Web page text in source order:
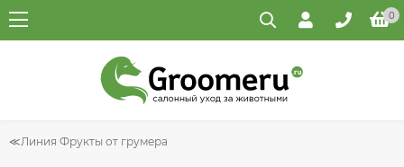
0
Линия Фрукты от грумера